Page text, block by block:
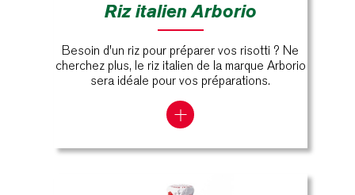
Riz italien Arborio
Besoin d'un riz pour préparer vos risotti ? Ne
cherchez plus, le riz italien de la marque Arborio
sera idéale pour vos préparations.